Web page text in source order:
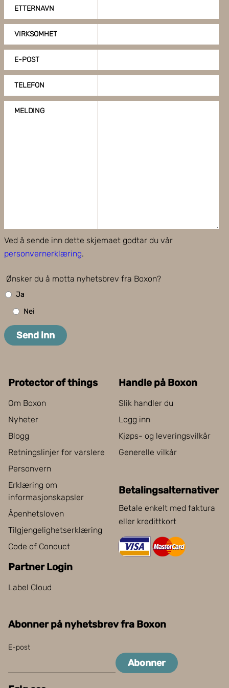
på "Tilpass".
ETTERNAVN
VIRKSOMHET
E-POST
TELEFON
MELDING
Ved å sende inn dette skjemaet godtar du vår
personvernerklæring.
Ønsker du å motta nyhetsbrev fra Boxon?
Ja
Nei
Send inn
Protector of things
Om Boxon
Nyheter
Blogg
Retningslinjer for varslere
Personvern
Erklæring om
informasjonskapsler
Åpenhetsloven
Tilgjengelighetserklæring
Code of Conduct
Partner Login
Label Cloud
Handle på Boxon
Slik handler du
Logg inn
Kjøps- og leveringsvilkår
Generelle vilkår
Betalingsalternativer
Betale enkelt med faktura
eller kredittkort
Abonner på nyhetsbrev fra Boxon
E-post
Abonner